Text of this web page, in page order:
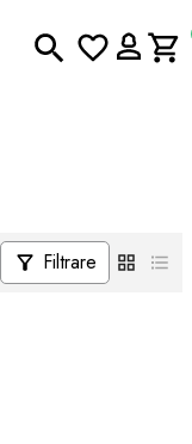
Filtrare